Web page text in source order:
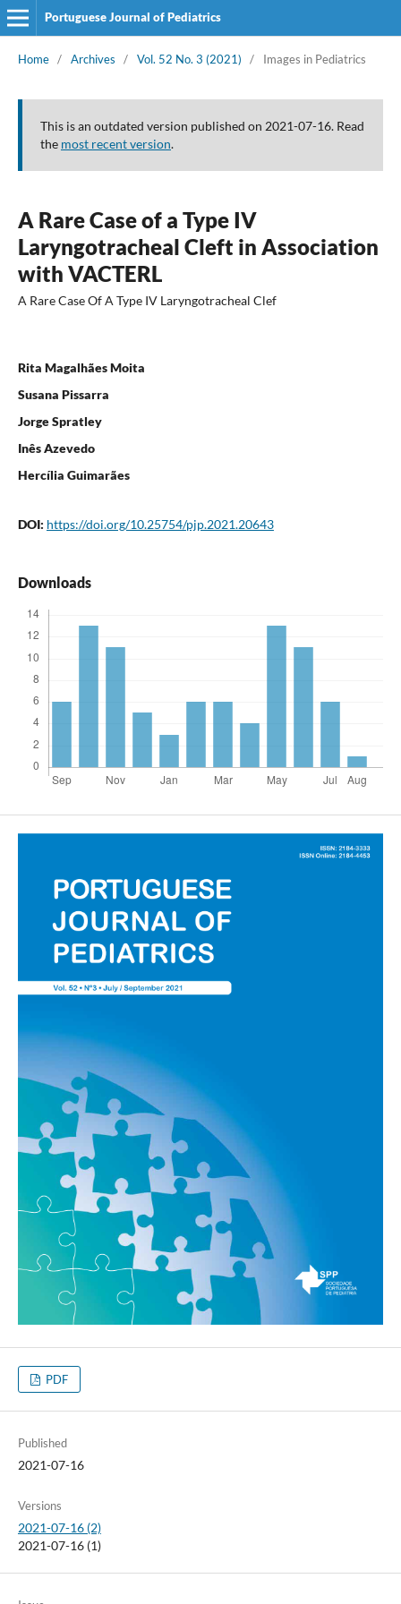
Portuguese Journal of Pediatrics
Home / Archives / Vol. 52 No. 3 (2021) / Images in Pediatrics
This is an outdated version published on 2021-07-16. Read
the most recent version.
A Rare Case of a Type IV
Laryngotracheal Cleft in Association
with VACTERL
A Rare Case Of A Type IV Laryngotracheal Clef
Rita Magalhães Moita
Susana Pissarra
Jorge Spratley
Inês Azevedo
Hercília Guimarães
DOI: https://doi.org/10.25754/pjp.2021.20643
Downloads
PDF
Published
2021-07-16
Versions
2021-07-16 (2)
2021-07-16 (1)